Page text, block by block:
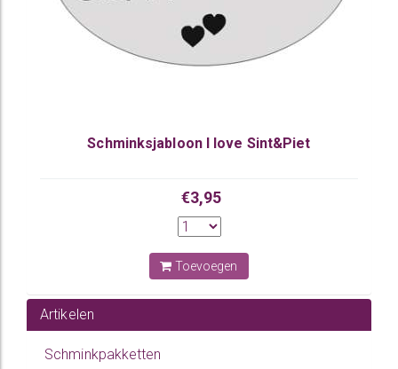
Schminksjabloon I love Sint&Piet
€3,95
Toevoegen
Artikelen
Schminkpakketten